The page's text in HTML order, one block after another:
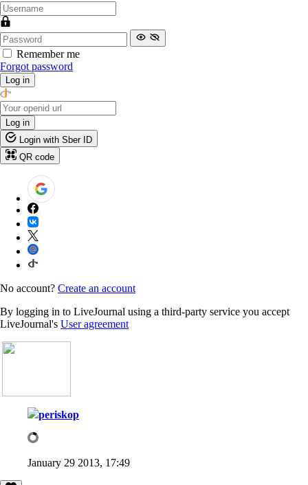
Remember me
Forgot password
Log in
Log in
Login with Sber ID
QR code
No account? Create an account
By logging in to LiveJournal using a third-party service you accept
LiveJournal's User agreement
periskop
January 29 2013, 17:49